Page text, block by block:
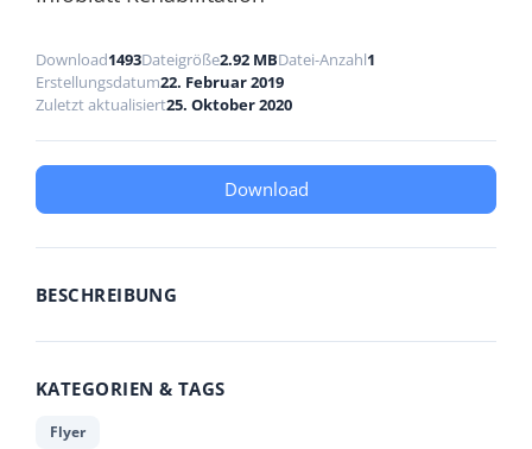
Download1493Dateigröße2.92 MBDatei-Anzahl1
Erstellungsdatum22. Februar 2019
Zuletzt aktualisiert25. Oktober 2020
Download
BESCHREIBUNG
KATEGORIEN & TAGS
Flyer